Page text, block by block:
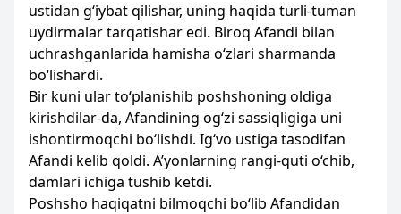
ustidan g‘iybat qilishar, uning haqida turli-tuman
uydirmalar tarqatishar edi. Biroq Afandi bilan
uchrashganlarida hamisha o‘zlari sharmanda
bo‘lishardi.
Bir kuni ular to‘planishib poshshoning oldiga
kirishdilar-da, Afandining og‘zi sassiqligiga uni
ishontirmoqchi bo‘lishdi. Ig‘vo ustiga tasodifan
Afandi kelib qoldi. A’yonlarning rangi-quti o‘chib,
damlari ichiga tushib ketdi.
Poshsho haqiqatni bilmoqchi bo‘lib Afandidan